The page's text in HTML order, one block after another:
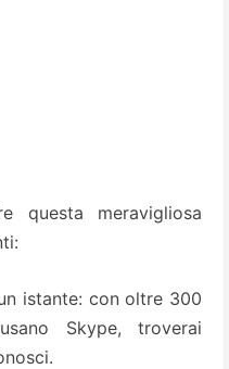
questa meravigliosa
istante: con oltre 300
Skype, troverai